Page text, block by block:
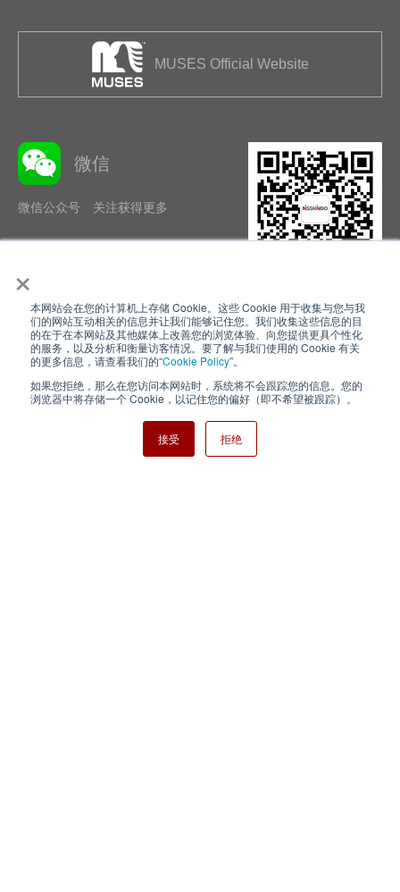
×
本网站会在您的计算机上存储 Cookie。这些 Cookie 用于收集与您与我
们的网站互动相关的信息并让我们能够记住您。我们收集这些信息的目
的在于在本网站及其他媒体上改善您的浏览体验、向您提供更具个性化
的服务，以及分析和衡量访客情况。要了解与我们使用的 Cookie 有关
的更多信息，请查看我们的“Cookie Policy”。
如果您拒绝，那么在您访问本网站时，系统将不会跟踪您的信息。您的
浏览器中将存储一个 Cookie，以记住您的偏好（即不希望被跟踪）。
接受 拒绝
MUSES Official Website
微信
微信公众号 关注获得更多
隐私政策 使用条款
Cookie Policy 网站地图
Nisshinbo Holdings Inc.
Copyright ⓒ Nisshinbo Micro Devices Inc. All Rights Reserved.